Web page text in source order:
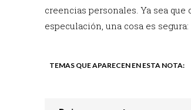
creencias personales. Ya sea
especulación, una cosa es
TEMAS QUE APARECEN EN ESTA NOTA: